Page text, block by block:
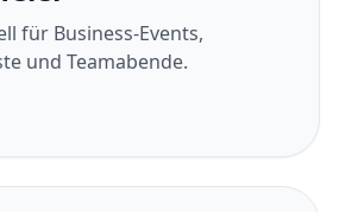
für Business-Events,
und Teamabende.